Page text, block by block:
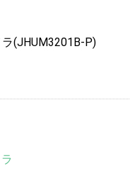
(JHUM3201B-P)